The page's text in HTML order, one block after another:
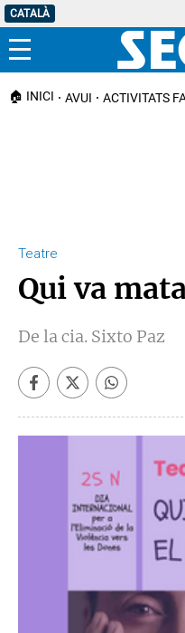
CATALÀ
Menú
🏠 INICI AVUI ACTIVITATS
Teatre
Qui va
De la cia. Sixto Paz